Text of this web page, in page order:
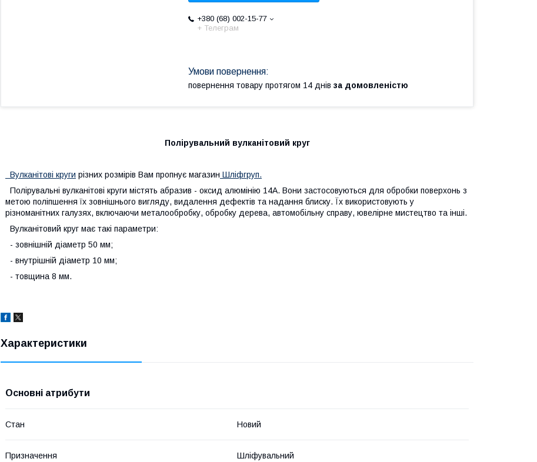
+380 (68) 002-15-77
+ Телеграм
повернення товару протягом 14 днів за домовленістю
Полірувальний вулканітовий круг
Вулканітові круги різних розмірів Вам пропнує магазин Шліфгруп.
Полірувальні вулканітові круги містять абразив - оксид алюмінію 14А. Вони застосовуються для обробки поверхонь з
метою поліпшення їх зовнішнього вигляду, видалення дефектів та надання блиску. Їх використовують у
різноманітних галузях, включаючи металообробку, обробку дерева, автомобільну справу, ювелірне мистецтво та інші.
Вулканітовий круг має такі параметри:
- зовнішній діаметр 50 мм;
- внутрішній діаметр 10 мм;
- товщина 8 мм.
Характеристики
Основні атрибути
Стан Новий
Призначення Шліфувальний